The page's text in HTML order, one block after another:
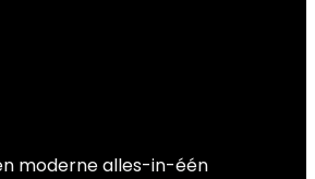
moderne alles-in-één